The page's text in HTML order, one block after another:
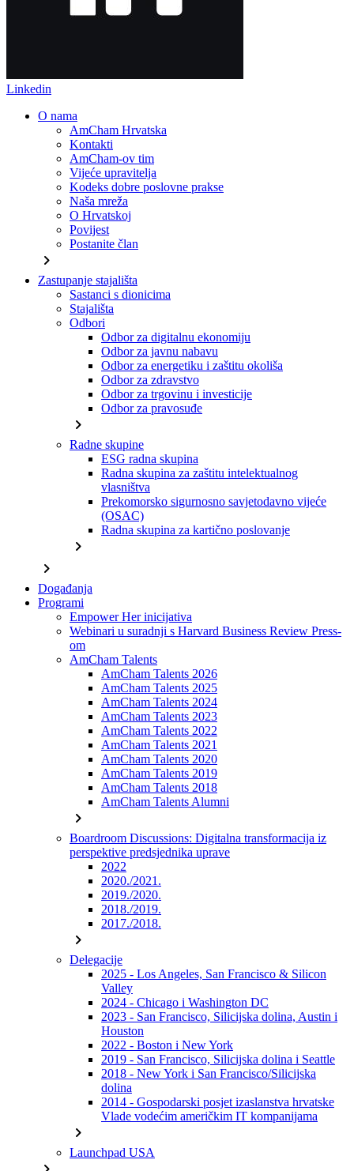
Linkedin
O nama
AmCham Hrvatska
Kontakti
AmCham-ov tim
Vijeće upravitelja
Kodeks dobre poslovne prakse
Naša mreža
O Hrvatskoj
Povijest
Postanite član
chevron_right
Zastupanje stajališta
Sastanci s dionicima
Stajališta
Odbori
Odbor za digitalnu ekonomiju
Odbor za javnu nabavu
Odbor za energetiku i zaštitu okoliša
Odbor za zdravstvo
Odbor za trgovinu i investicije
Odbor za pravosuđe
chevron_right
Radne skupine
ESG radna skupina
Radna skupina za zaštitu intelektualnog
vlasništva
Prekomorsko sigurnosno savjetodavno vijeće
(OSAC)
Radna skupina za kartično poslovanje
chevron_right
chevron_right
Događanja
Programi
Empower Her inicijativa
Webinari u suradnji s Harvard Business Review Press-
om
AmCham Talents
AmCham Talents 2026
AmCham Talents 2025
AmCham Talents 2024
AmCham Talents 2023
AmCham Talents 2022
AmCham Talents 2021
AmCham Talents 2020
AmCham Talents 2019
AmCham Talents 2018
AmCham Talents Alumni
chevron_right
Boardroom Discussions: Digitalna transformacija iz
perspektive predsjednika uprave
2022
2020./2021.
2019./2020.
2018./2019.
2017./2018.
chevron_right
Delegacije
2025 - Los Angeles, San Francisco & Silicon
Valley
2024 - Chicago i Washington DC
2023 - San Francisco, Silicijska dolina, Austin i
Houston
2022 - Boston i New York
2019 - San Francisco, Silicijska dolina i Seattle
2018 - New York i San Francisco/Silicijska
dolina
2014 - Gospodarski posjet izaslanstva hrvatske
Vlade vodećim američkim IT kompanijama
chevron_right
Launchpad USA